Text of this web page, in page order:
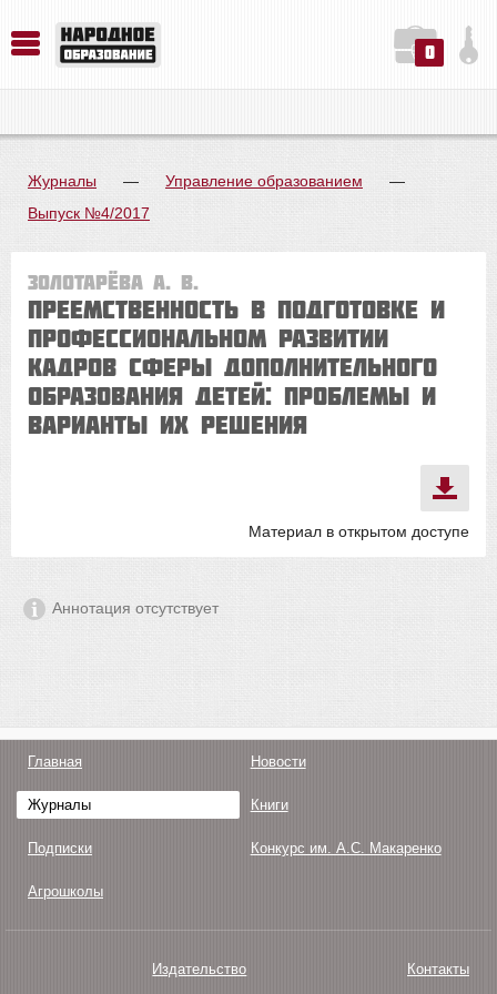
0
Журналы — Управление образованием
—
Выпуск №4/2017
Золотарёва А. В.
Преемственность в подготовке и
профессиональном развитии
кадров сферы дополнительного
образования детей: проблемы и
варианты их решения
Материал в открытом доступе
Аннотация отсутствует
Главная Новости
Журналы Книги
Подписки Конкурс им. А.С. Макаренко
Агрошколы
Издательство Контакты